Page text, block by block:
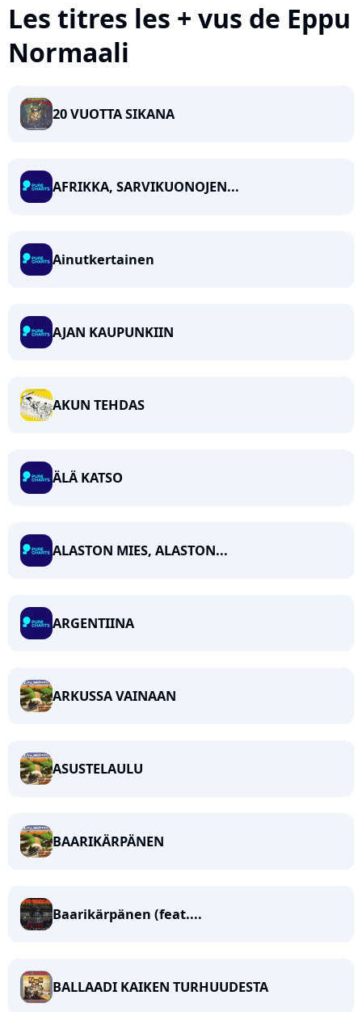
Les titres les + vus de Eppu
Normaali
20 VUOTTA SIKANA
AFRIKKA, SARVIKUONOJEN...
Ainutkertainen
AJAN KAUPUNKIIN
AKUN TEHDAS
ÄLÄ KATSO
ALASTON MIES, ALASTON...
ARGENTIINA
ARKUSSA VAINAAN
ASUSTELAULU
BAARIKÄRPÄNEN
Baarikärpänen (feat....
BALLAADI KAIKEN TURHUUDESTA